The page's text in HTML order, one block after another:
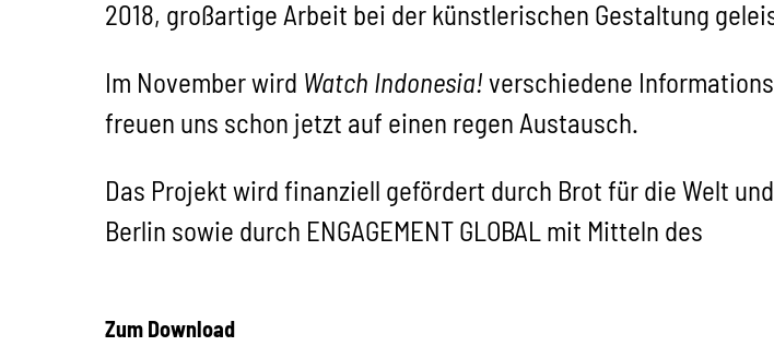
2018, großartige Arbeit bei der künstlerischen Gestaltung
Im November wird Watch Indonesia! verschiedene
freuen uns schon jetzt auf einen regen Austausch.
Das Projekt wird finanziell gefördert durch Brot für die Welt
Berlin sowie durch ENGAGEMENT GLOBAL mit Mitteln des
Zum Download